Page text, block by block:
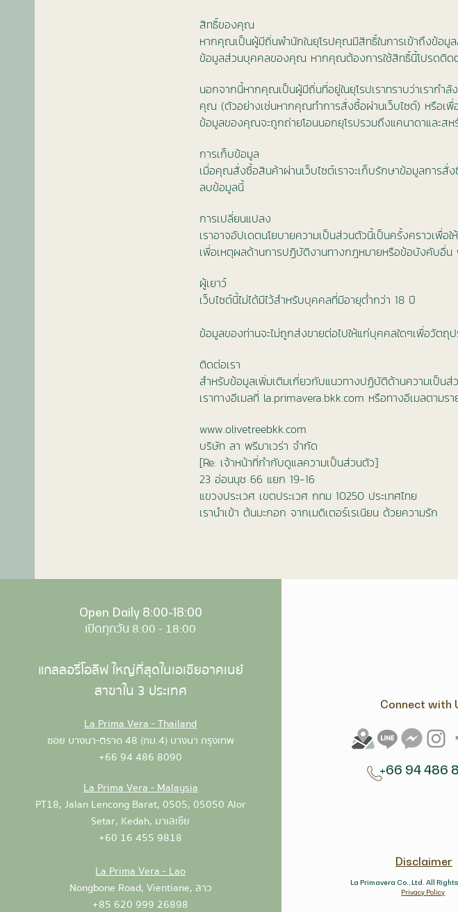
สิทธิ์ของคุณ
หากคุณเป็นผู้มีถิ่นพำนักในยุโรปคุณมีสิทธิ์ในการเข้าถึงข้อมู
ข้อมูลส่วนบุคคลของคุณ หากคุณต้องการใช้สิทธิ์นี้โปรดติด
นอกจากนี้หากคุณเป็นผู้มีถิ่นที่อยู่ในยุโรปเราทราบว่าเรา
คุณ (ตัวอย่างเช่นหากคุณทำการสั่งซื้อผ่านเว็บไซต์) หรือเ
ข้อมูลของคุณจะถูกถ่ายโอนนอกยุโรปรวมถึงแคนาดาและสห
การเก็บข้อมูล
เมื่อคุณสั่งซื้อสินค้าผ่านเว็บไซต์เราจะเก็บรักษาข้อมูลการ
ลบข้อมูลนี้
การเปลี่ยนแปลง
เราอาจอัปเดตนโยบายความเป็นส่วนตัวนี้เป็นครั้งคราวเพื่
เพื่อเหตุผลด้านการปฏิบัติงานทางกฎหมายหรือข้อบังคับอื่น
ผู้เยาว์
เว็บไซต์นี้ไม่ได้มีไว้สำหรับบุคคลที่มีอายุต่ำกว่า 18 ปี
ข้อมูลของท่านจะไม่ถูกส่งขายต่อไปให้แก่บุคคลใดๆเพื่อวัตถุป
ติดต่อเรา
สำหรับข้อมูลเพิ่มเติมเกี่ยวกับแนวทางปฏิบัติด้านความเป็น
เราทางอีเมลที่ la.primavera.bkk.com หรือทางอีเมลตามรา
www.olivetreebkk.com
บริษัท ลา พรีมาเวร่า จำกัด
[Re: เจ้าหน้าที่กำกับดูแลความเป็นส่วนตัว]
23 อ่อนนุช 66 แยก 19-16
แขวงประเวศ เขตประเวศ กทม 10250 ประเทศไทย
เรานำเข้า ต้นมะกอก จากเมดิเตอร์เรเนียน ด้วยความรัก
Open Daily 8:00-18:00
เปิดทุกวัน 8:00 - 18:00
แกลลอรี่โอลีฟ ใหญ่ที่สุดในเอเชียอาคเนย์
สาขาใน 3 ประเทศ
La Prima Vera - Thailand
ซอย บางนา-ตราด 48 (กม.4) บางนา กรุงเทพ
+66 94 486 8090
La Prima Vera - Malaysia
PT18, Jalan Lencong Barat, 0505, 05050 Alor
Setar, Kedah, มาเลเซีย
+60 16 455 9818
La Prima Vera - Lao
Nongbone Road, Vientiane, ลาว
+85 620 999 26898
Connect with
+66 94 486
Disclaimer
La Primavera Co., Ltd. All
Privacy Policy